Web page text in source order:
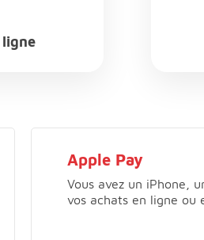
ligne
Apple Pay
Vous avez un iPhone,
vos achats en ligne ou